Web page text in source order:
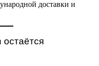
доставки и